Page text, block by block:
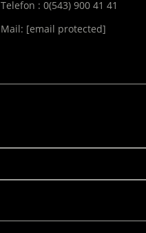
Telefon : 0(543) 900 41 41
Mail: [email protected]